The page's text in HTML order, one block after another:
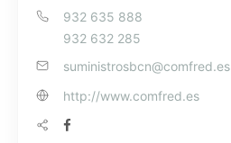
932 635 888
932 632 285
suministrosbcn@comfred.es
http://www.comfred.es